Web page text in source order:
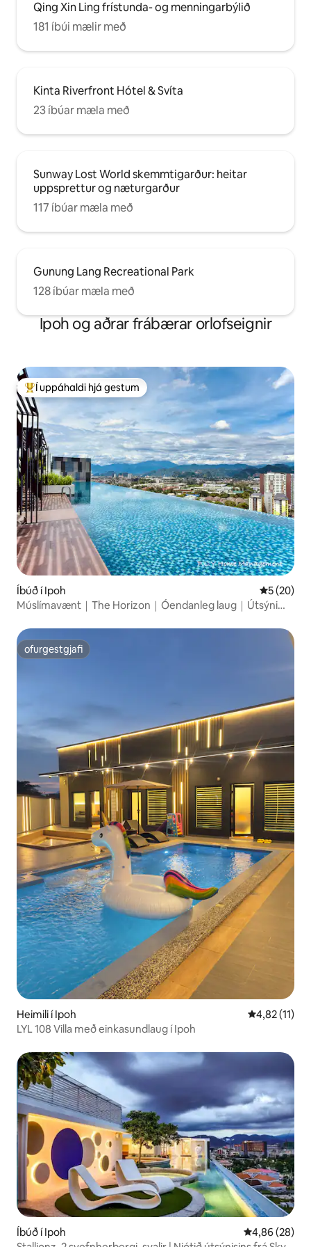
Qing Xin Ling frístunda- og menningarbýlið
181 íbúi mælir með
Kinta Riverfront Hótel & Svíta
23 íbúar mæla með
Sunway Lost World skemmtigarður: heitar
uppsprettur og næturgarður
117 íbúar mæla með
Gunung Lang Recreational Park
128 íbúar mæla með
Ipoh og aðrar frábærar orlofseignir
Í mestu uppáhaldi hjá gestum
Í uppáhaldi hjá gestum
Íbúð í Ipoh 5 af 5 í
5 (20)
Múslímavænt｜The Horizon｜Óendanleg laug｜Útsýni
ofurgestgjafi
ofurgestgjafi
Heimili í Ipoh 4,82 af 5 í
4,82 (11)
LYL 108 Villa með einkasundlaug í Ipoh
Íbúð í Ipoh 4,86 af 5 í
4,86 (28)